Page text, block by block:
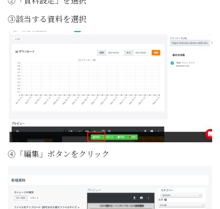
③該当する資料を選択
④「編集」ボタンをクリック